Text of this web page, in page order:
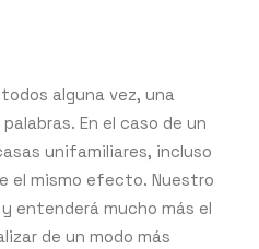
alguna vez, una
En el caso de un
unifamiliares, incluso
el mismo efecto. Nuestro
entenderá mucho más el
de un modo más